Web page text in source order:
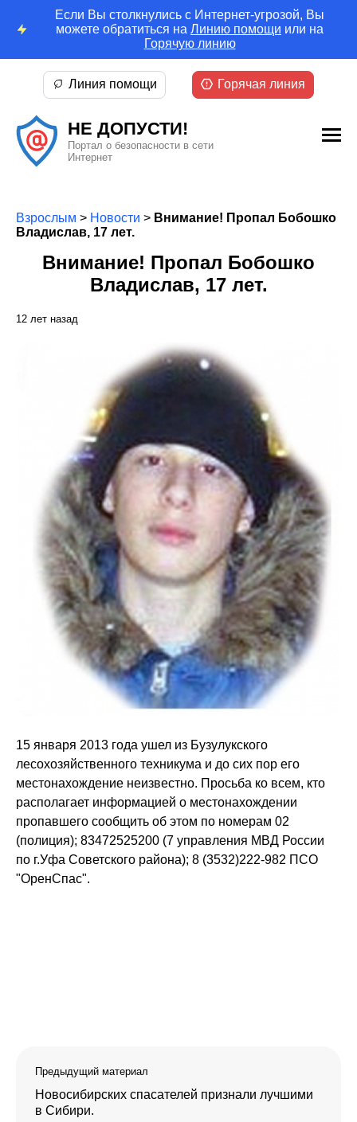
Если Вы столкнулись с Интернет-угрозой, Вы
можете обратиться на Линию помощи или на
Горячую линию
НЕ ДОПУСТИ!
Портал о безопасности в сети
Интернет
Линия помощи Горячая линия
Взрослым > Новости > Внимание! Пропал Бобошко
Владислав, 17 лет.
Внимание! Пропал Бобошко
Владислав, 17 лет.
12 лет назад
15 января 2013 года ушел из Бузулукского
лесохозяйственного техникума и до сих пор его
местонахождение неизвестно. Просьба ко всем, кто
располагает информацией о местонахождении
пропавшего сообщить об этом по номерам 02
(полиция); 83472525200 (7 управления МВД России
по г.Уфа Советского района); 8 (3532)222-982 ПСО
"ОренСпас".
Предыдущий материал
Новосибирских спасателей признали лучшими
в Сибири.